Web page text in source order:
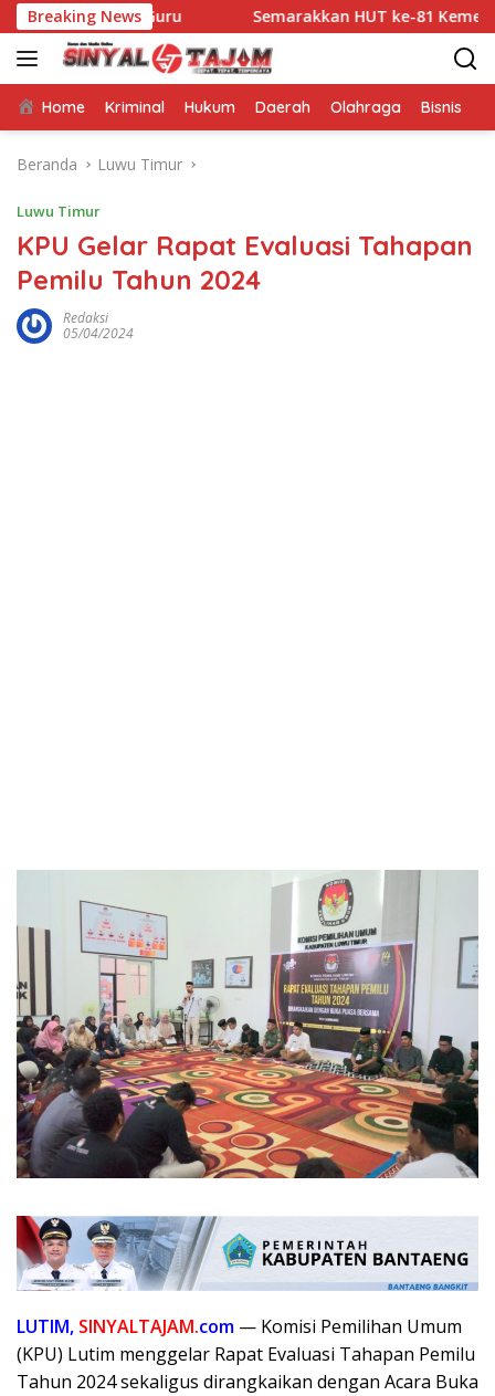
Langsung
ke
konten
Breaking News
Guru Semarakkan HUT ke-81 Kemerdekaan RI,
Home Kriminal Hukum Daerah Olahraga Bisnis
Beranda Luwu Timur
Luwu Timur
KPU Gelar Rapat Evaluasi Tahapan
Pemilu Tahun 2024
Redaksi
05/04/2024
LUTIM, SINYALTAJAM.com — Komisi Pemilihan Umum
(KPU) Lutim menggelar Rapat Evaluasi Tahapan Pemilu
Tahun 2024 sekaligus dirangkaikan dengan Acara Buka